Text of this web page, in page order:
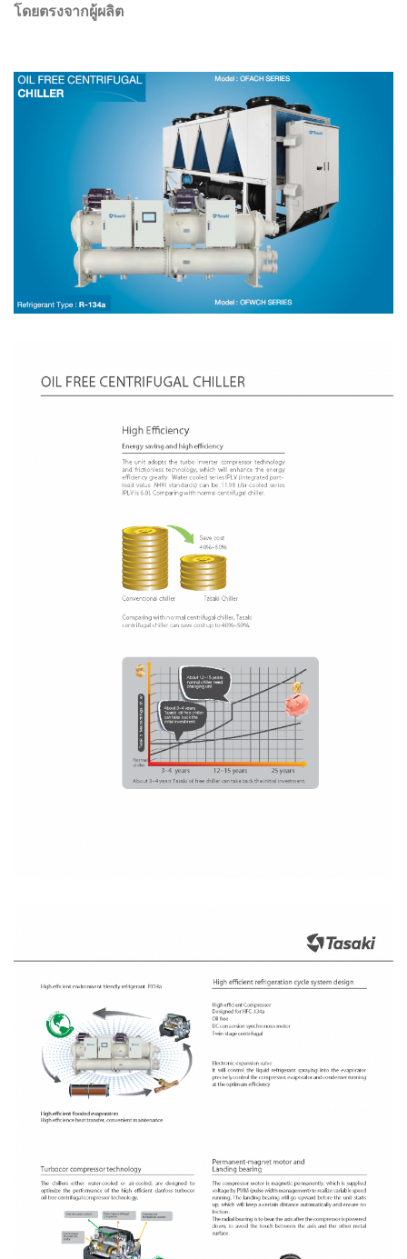
โดยตรงจากผู้ผลิต